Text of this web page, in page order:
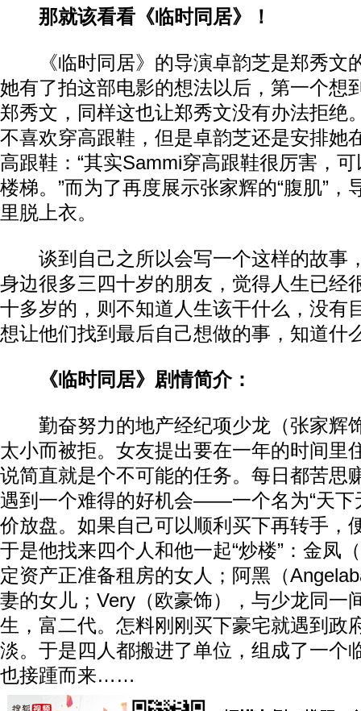
那就该看看《临时同居》！
《临时同居》的导演卓韵芝是郑秀文
她有了拍这部电影的想法以后，第一个想
郑秀文，同样这也让郑秀文没有办法拒绝
不喜欢穿高跟鞋，但是卓韵芝还是安排她
高跟鞋：“其实Sammi穿高跟鞋很厉害，
楼梯。”而为了再度展示张家辉的“腹肌”，
里脱上衣。
谈到自己之所以会写一个这样的故事
身边很多三四十岁的朋友，觉得人生已经
十多岁的，则不知道人生该干什么，没有
想让他们找到最后自己想做的事，知道什
《临时同居》剧情简介：
勤奋努力的地产经纪项少龙（张家辉
太小而被拒。女友提出要在一年的时间里
说简直就是个不可能的任务。每日都苦思
遇到一个难得的好机会——一个名为“天下
价放盘。如果自己可以顺利买下再转手，
于是他找来四个人和他一起“炒楼”：金凤
定资产正准备租房的女人；阿黑（
妻的女儿；Very（欧豪饰），与少龙同一
生，富二代。怎料刚刚买下豪宅就遇到政
淡。于是四人都搬进了单位，组成了一个
也接踵而来……